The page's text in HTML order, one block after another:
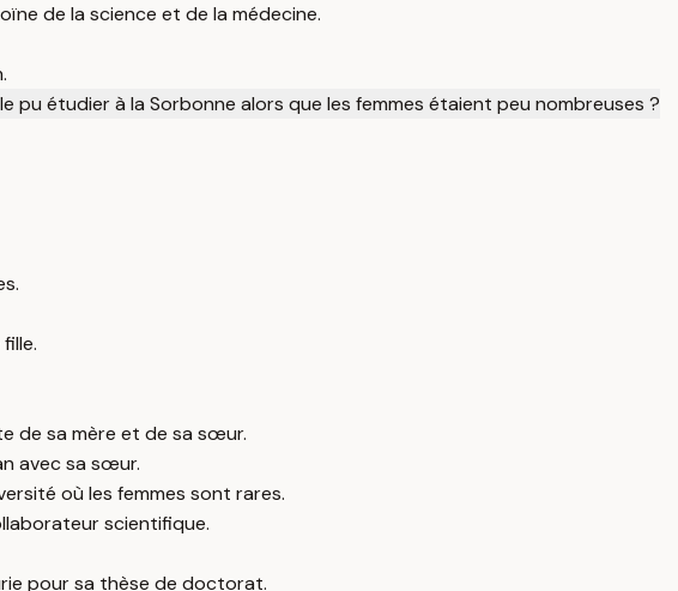
de la science et de la médecine.
pu étudier à la Sorbonne alors que les femmes étaient peu nombreuses ?
de sa mère et de sa sœur.
avec sa sœur.
où les femmes sont rares.
scientifique.
pour sa thèse de doctorat.